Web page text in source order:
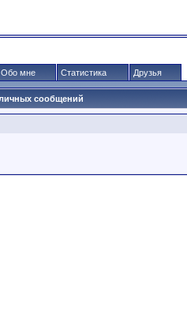
Обо мне Статистика Друзья
сообщений